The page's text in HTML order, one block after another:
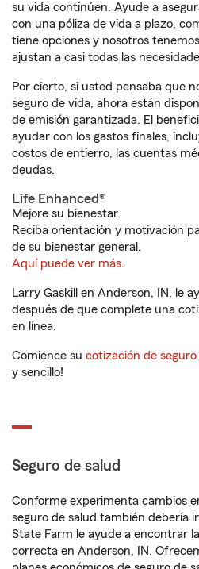
su vida continúen. Ayude a
con una póliza de vida a plazo,
tiene opciones y nosotros
ajustan a casi todas las
Por cierto, si usted pensaba que
seguro de vida, ahora están
de emisión garantizada. El
ayudar con los gastos finales,
costos de entierro, las cuentas
deudas.
Life Enhanced®
Mejore su bienestar.
Reciba orientación y motivación
de su bienestar general.
Aquí puede ver más.
Larry Gaskill en Anderson, IN, le
después de que complete una
en línea.
Comience su cotización de
y sencillo!
Seguro de salud
Conforme experimenta cambios
seguro de salud también debería
State Farm le ayude a encontrar
correcta en Anderson, IN.